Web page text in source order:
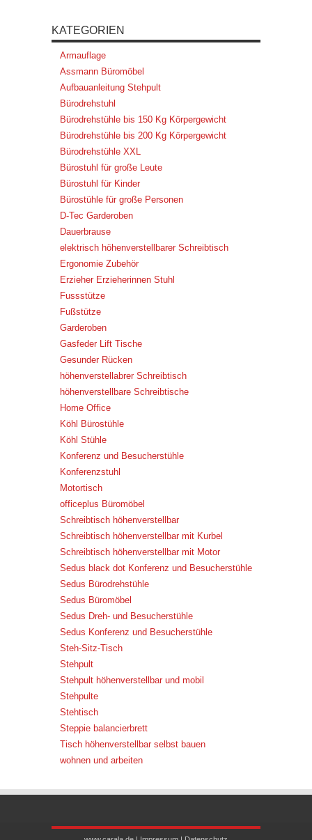
KATEGORIEN
Armauflage
Assmann Büromöbel
Aufbauanleitung Stehpult
Bürodrehstuhl
Bürodrehstühle bis 150 Kg Körpergewicht
Bürodrehstühle bis 200 Kg Körpergewicht
Bürodrehstühle XXL
Bürostuhl für große Leute
Bürostuhl für Kinder
Bürostühle für große Personen
D-Tec Garderoben
Dauerbrause
elektrisch höhenverstellbarer Schreibtisch
Ergonomie Zubehör
Erzieher Erzieherinnen Stuhl
Fussstütze
Fußstütze
Garderoben
Gasfeder Lift Tische
Gesunder Rücken
höhenverstellabrer Schreibtisch
höhenverstellbare Schreibtische
Home Office
Köhl Bürostühle
Köhl Stühle
Konferenz und Besucherstühle
Konferenzstuhl
Motortisch
officeplus Büromöbel
Schreibtisch höhenverstellbar
Schreibtisch höhenverstellbar mit Kurbel
Schreibtisch höhenverstellbar mit Motor
Sedus black dot Konferenz und Besucherstühle
Sedus Bürodrehstühle
Sedus Büromöbel
Sedus Dreh- und Besucherstühle
Sedus Konferenz und Besucherstühle
Steh-Sitz-Tisch
Stehpult
Stehpult höhenverstellbar und mobil
Stehpulte
Stehtisch
Steppie balancierbrett
Tisch höhenverstellbar selbst bauen
wohnen und arbeiten